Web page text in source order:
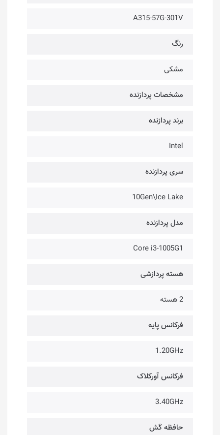
A315-57G-301V
رنگ
مشکی
مشخصات پردازنده
برند پردازنده
Intel
سری پردازنده
10Gen\Ice Lake
مدل پردازنده
Core i3-1005G1
هسته پردازشی
2 هسته
فرکانس پایه
1.20GHz
فرکانس آورکلاک
3.40GHz
حافظه کَش